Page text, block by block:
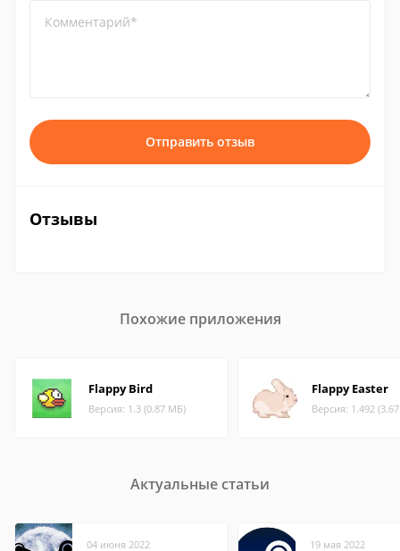
Комментарий*
Отправить отзыв
Отзывы
Похожие приложения
Flappy Bird
Версия: 1.3 (0.87 МБ)
Flappy Easter
Версия: 1.492
Актуальные статьи
04 июня 2022 19 мая 2022